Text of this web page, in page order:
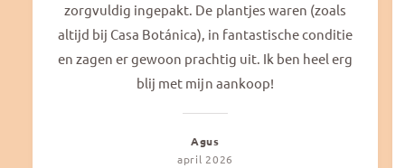
zorgvuldig ingepakt. De plantjes waren (zoals
altijd bij Casa Botánica), in fantastische conditie
en zagen er gewoon prachtig uit. Ik ben heel erg
blij met mijn aankoop!
Agus
april 2026